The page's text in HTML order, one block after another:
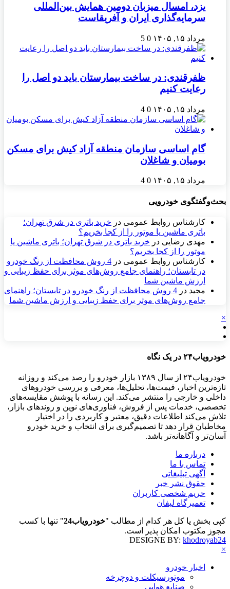
یزد، امسال میزبان دومین همایش بین‌المللی
سرمایه‌گذاری ایران و آفریقاست
مرداد ۱۵, ۱۴۰۵ 0
5
ظفرقندی: در ساخت بیمارستان باید دو اصل را
رعایت کنیم
مرداد ۱۵, ۱۴۰۵ 0
4
گام اساسی سازمان منطقه آزاد کیش برای مسکن
بومیان و شاغلان
مرداد ۱۵, ۱۴۰۵ 0
4
بحث‌وگفتگوی خودرویی
کارشناس روابط عمومی در خرید باتری در شرق تهران؛
باتری ماشین یا موتور را از کجا بخریم؟
مهدی رضایی در خرید باتری در شرق تهران؛ باتری ماشین یا
موتور را از کجا بخریم؟
کارشناس روابط عمومی در
4 روش محافظت از رنگ خودرو
در تابستان؛ راهنمای جامع روش‌های موثر برای حفظ زیبایی و
ارزش ماشین شما
مجید در
4 روش محافظت از رنگ خودرو در تابستان؛ راهنمای
جامع روش‌های موثر برای حفظ زیبایی و ارزش ماشین شما
×
خودرویاب۲۴ در یک نگاه
خودرویاب۲۴ از سال ۱۳۸۹ بازار خودرو را رصد می‌کند و روزانه
تازه‌ترین اخبار، قیمت‌ها، تحلیل‌ها، معرفی و بررسی خودروهای
داخلی و خارجی را منتشر می‌کند. این رسانه با پوشش مقایسه‌های
تخصصی، خدمات پس از فروش، فناوری‌های نوین و روندهای بازار،
تلاش می‌کند اطلاعات دقیق، معتبر و کاربردی را در اختیار
مخاطبان قرار دهد تا تصمیم‌گیری برای انتخاب و خرید خودرو
آسان‌تر و آگاهانه‌تر باشد.
درباره ما
تماس با ما
آگهی تبلیغاتی
حقوق نشر خبر
حریم شخصی کاربران
تعمیرگاه لیفان
کپی بخش یا کل هر کدام از مطالب "خودرویاب24
" تنها با کسب
مجوز مکتوب امکان پذیر است.
DESIGNE BY: khodroyab24
×
اخبار خودرو
موتورسیکلت و دوچرخه
صنایع هوایی